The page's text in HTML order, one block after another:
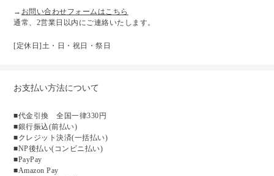
→ お問い合わせフォームはこちら
通常、2営業日以内にご連絡いたします。
[定休日]土・日・祝日・祭日
お支払い方法について
■代金引換 全国一律330円
■銀行振込(前払い)
■クレジット決済(一括払い)
■NP後払い(コンビニ払い)
■PayPay
■Amazon Pay